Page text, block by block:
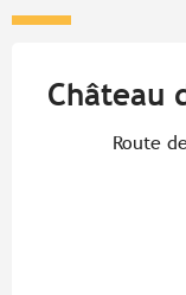
Château
Route